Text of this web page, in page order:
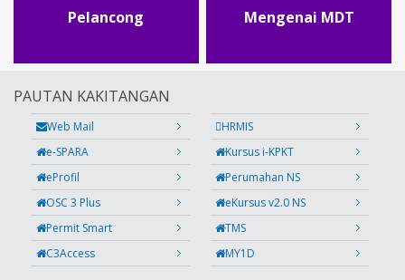
Pelancong Mengenai MDT
PAUTAN KAKITANGAN
Web Mail
HRMIS
e-SPARA
Kursus i-KPKT
eProfil
Perumahan NS
OSC 3 Plus
eKursus v2.0 NS
Permit Smart
TMS
C3Access
MY1D